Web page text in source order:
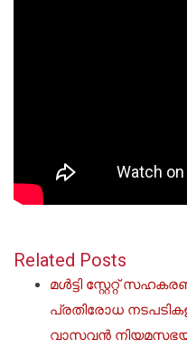
Related Posts
മൾട്ടി സ്റ്റേറ്റ്
പ്രതിരോധ
വാസവൻ